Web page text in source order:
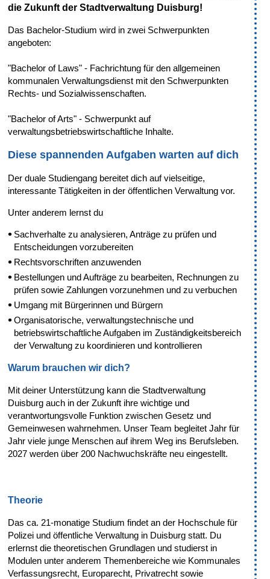
die Zukunft der Stadtverwaltung Duisburg!
Das Bachelor-Studium wird in zwei Schwerpunkten
angeboten:
"Bachelor of Laws" - Fachrichtung für den allgemeinen
kommunalen Verwaltungsdienst mit den Schwerpunkten
Rechts- und Sozialwissenschaften.
"Bachelor of Arts" - Schwerpunkt auf
verwaltungsbetriebswirtschaftliche Inhalte.
Diese spannenden Aufgaben warten auf dich
Der duale Studiengang bereitet dich auf vielseitige,
interessante Tätigkeiten in der öffentlichen Verwaltung vor.
Unter anderem lernst du
Sachverhalte zu analysieren, Anträge zu prüfen und
Entscheidungen vorzubereiten
Rechtsvorschriften anzuwenden
Bestellungen und Aufträge zu bearbeiten, Rechnungen zu
prüfen sowie Zahlungen vorzunehmen und zu verbuchen
Umgang mit Bürgerinnen und Bürgern
Organisatorische, verwaltungstechnische und
betriebswirtschaftliche Aufgaben im Zuständigkeitsbereich
der Verwaltung zu koordinieren und kontrollieren
Warum brauchen wir dich?
Mit deiner Unterstützung kann die Stadtverwaltung
Duisburg auch in der Zukunft ihre wichtige und
verantwortungsvolle Funktion zwischen Gesetz und
Gemeinwesen wahrnehmen. Unser Team begleitet Jahr für
Jahr viele junge Menschen auf ihrem Weg ins Berufsleben.
2027 werden über 200 Nachwuchskräfte neu eingestellt.
Theorie
Das ca. 21-monatige Studium findet an der Hochschule für
Polizei und öffentliche Verwaltung in Duisburg statt. Du
erlernst die theoretischen Grundlagen und studierst in
Modulen unter anderem Themenbereiche wie Kommunales
Verfassungsrecht, Europarecht, Privatrecht sowie